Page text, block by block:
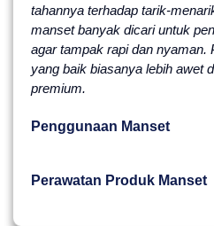
tahannya terhadap tarik-
manset banyak dicari untuk
agar tampak rapi dan nyaman.
yang baik biasanya lebih awet
premium.
Penggunaan Manset
Perawatan Produk Manset